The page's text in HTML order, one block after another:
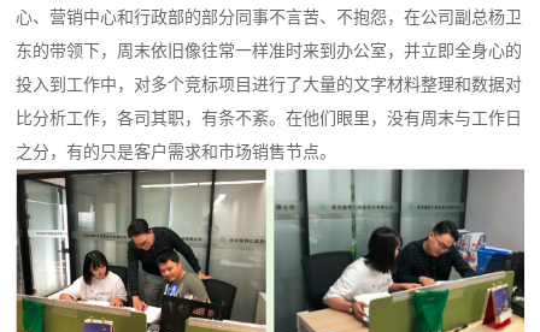
心、营销中心和行政部的部分同事不言苦、不抱怨，在公司副总杨卫
东的带领下，周末依旧像往常一样准时来到办公室，并立即全身心的
投入到工作中，对多个竞标项目进行了大量的文字材料整理和数据对
比分析工作，各司其职，有条不紊。在他们眼里，没有周末与工作日
之分，有的只是客户需求和市场销售节点。